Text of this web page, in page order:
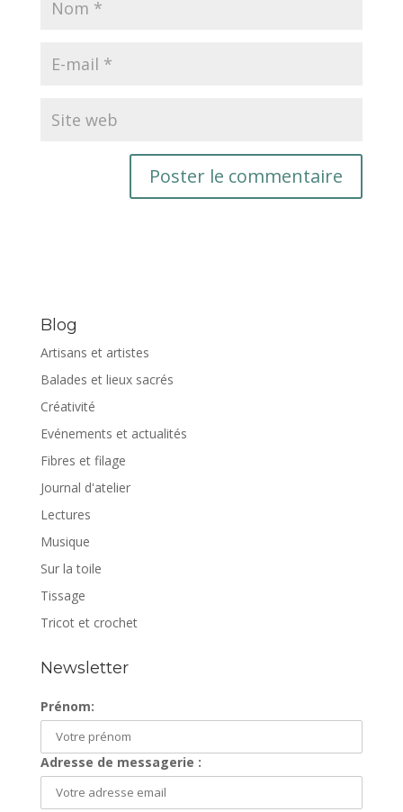
Blog
Artisans et artistes
Balades et lieux sacrés
Créativité
Evénements et actualités
Fibres et filage
Journal d'atelier
Lectures
Musique
Sur la toile
Tissage
Tricot et crochet
Newsletter
Prénom:
Adresse de messagerie :